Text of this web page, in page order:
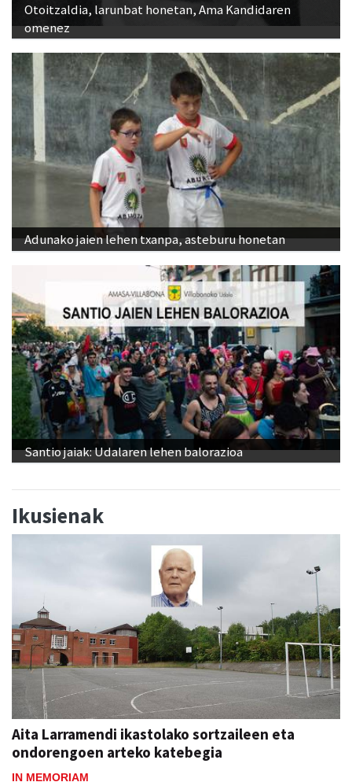
Otoitzaldia, larunbat honetan, Ama Kandidaren
omenez
Adunako jaien lehen txanpa, asteburu honetan
Santio jaiak: Udalaren lehen balorazioa
Ikusienak
Aita Larramendi ikastolako sortzaileen eta
ondorengoen arteko katebegia
IN MEMORIAM